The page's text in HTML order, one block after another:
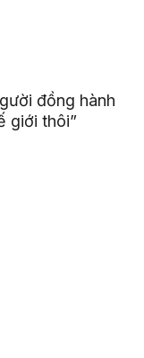
đồng hành
giới thôi”